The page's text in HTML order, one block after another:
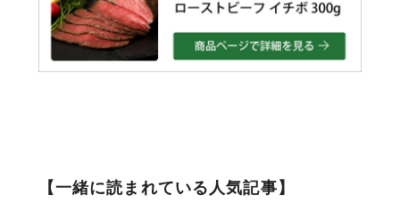
【一緒に読まれている人気記事 】